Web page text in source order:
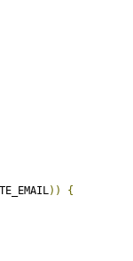
))
{